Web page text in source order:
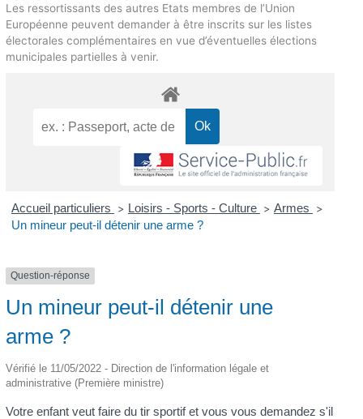
Les ressortissants des autres Etats membres de l’Union
Européenne peuvent demander à être inscrits sur les listes
électorales complémentaires en vue d’éventuelles élections
municipales partielles à venir.
Accueil particuliers > Loisirs - Sports - Culture > Armes >
Un mineur peut-il détenir une arme ?
Question-réponse
Un mineur peut-il détenir une
arme ?
Vérifié le 11/05/2022 - Direction de l'information légale et
administrative (Première ministre)
Votre enfant veut faire du tir sportif et vous vous demandez s'il